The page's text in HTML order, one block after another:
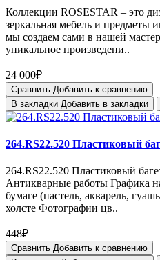
Коллекции ROSESTAR – это
зеркальная мебель и предметы
мы создаем сами в нашей
уникальное произведени..
24 000₽
Сравнить Добавить к сравнению
В закладки Добавить в закладки
264.RS22.520 Пластиковый
264.RS22.520 Пластиковый
Антикварные работы Графика
бумаге (пастель, акварель,
холсте Фотографии цв..
448₽
Сравнить Добавить к сравнению